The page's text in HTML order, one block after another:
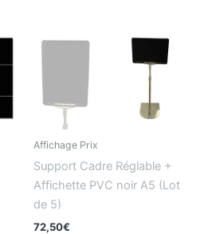
Affichage Prix
Support Cadre Réglable +
Affichette PVC noir A5 (Lot
de 5)
72,50€